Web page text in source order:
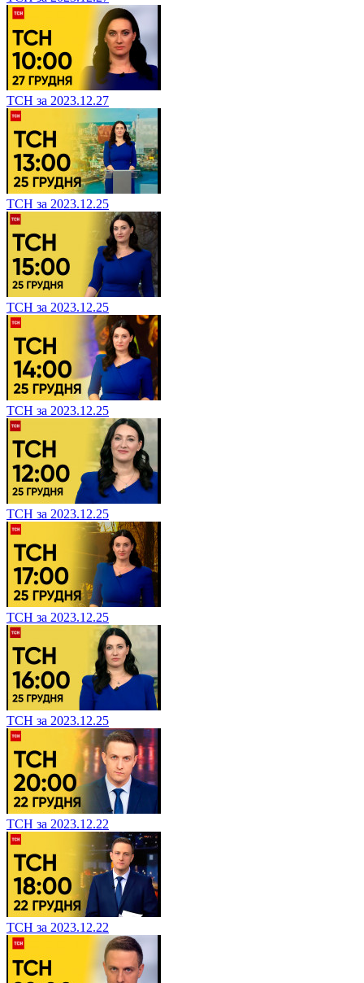
ТСН за 2023.12.27
ТСН за 2023.12.25
ТСН за 2023.12.25
ТСН за 2023.12.25
ТСН за 2023.12.25
ТСН за 2023.12.25
ТСН за 2023.12.25
ТСН за 2023.12.22
ТСН за 2023.12.22